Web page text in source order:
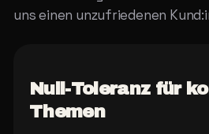
uns einen unzufriedenen
Null-Toleranz für
Themen